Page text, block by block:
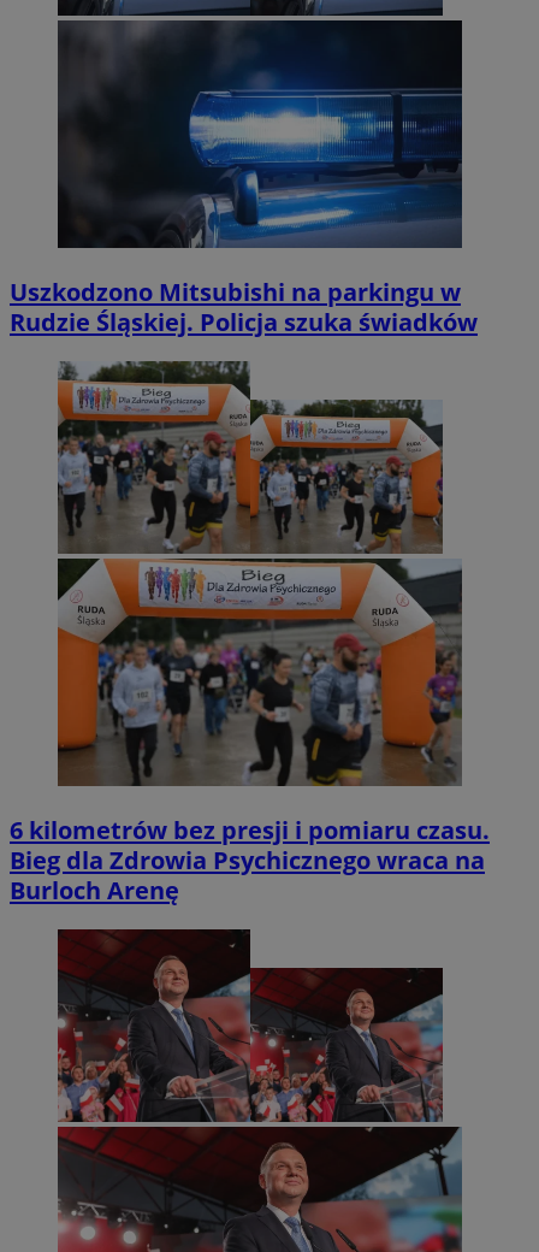
Uszkodzono Mitsubishi na parkingu w
Rudzie Śląskiej. Policja szuka świadków
6 kilometrów bez presji i pomiaru czasu.
Bieg dla Zdrowia Psychicznego wraca na
Burloch Arenę